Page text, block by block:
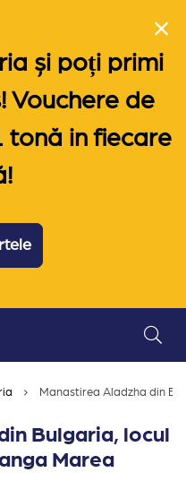
și poți primi
Vouchere de
tonă in fiecare
Manastirea Aladzha din
Bulgaria, locul
Marea